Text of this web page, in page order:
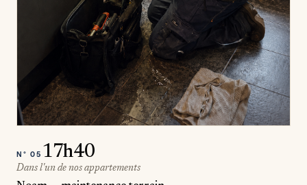
N° 05 17h40
Dans l'un de nos appartements